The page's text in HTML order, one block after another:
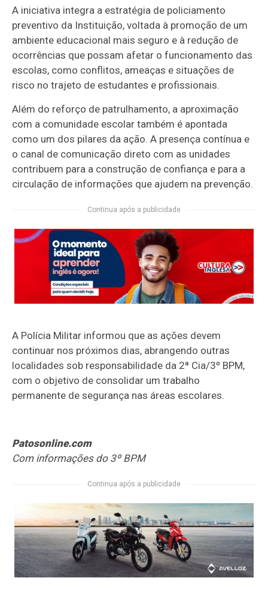
A iniciativa integra a estratégia de policiamento
preventivo da Instituição, voltada à promoção de um
ambiente educacional mais seguro e à redução de
ocorrências que possam afetar o funcionamento das
escolas, como conflitos, ameaças e situações de
risco no trajeto de estudantes e profissionais.
Além do reforço de patrulhamento, a aproximação
com a comunidade escolar também é apontada
como um dos pilares da ação. A presença contínua e
o canal de comunicação direto com as unidades
contribuem para a construção de confiança e para a
circulação de informações que ajudem na prevenção.
Continua após a publicidade
A Polícia Militar informou que as ações devem
continuar nos próximos dias, abrangendo outras
localidades sob responsabilidade da 2ª Cia/3º BPM,
com o objetivo de consolidar um trabalho
permanente de segurança nas áreas escolares.
Patosonline.com
Com informações do 3º BPM
Continua após a publicidade